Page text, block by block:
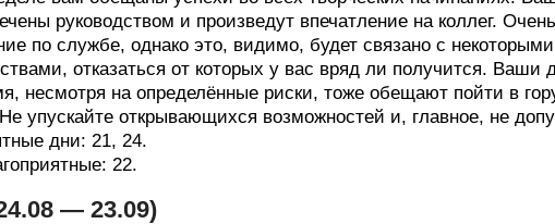
руководством и произведут впечатление на коллег.
по службе, однако это, видимо, будет связано с
отказаться от которых у вас вряд ли получится.
несмотря на определённые риски, тоже обещают пойти в
упускайте открывающихся возможностей и, главное, не
дни: 21, 24.
22.
— 23.09)